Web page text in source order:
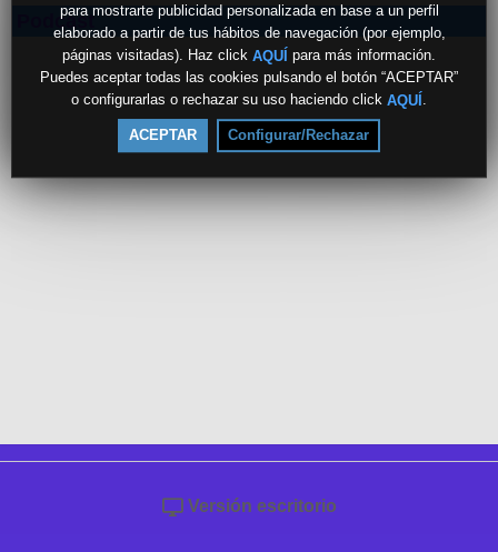
para mostrarte publicidad personalizada en base a un perfil
elaborado a partir de tus hábitos de navegación (por ejemplo,
páginas visitadas). Haz click AQUÍ para más información.
Puedes aceptar todas las cookies pulsando el botón “ACEPTAR”
o configurarlas o rechazar su uso haciendo click AQUÍ .
ACEPTAR Configurar/Rechazar
Podcast
Versión escritorio